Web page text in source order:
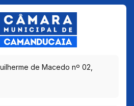
de Macedo nº 02,